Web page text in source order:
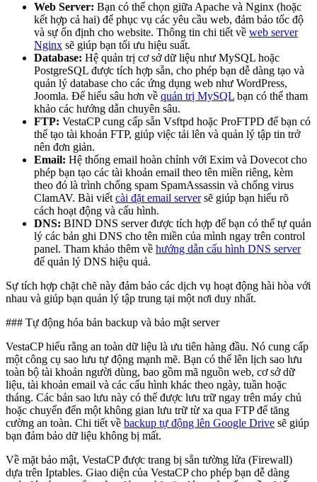
Web Server: Bạn có thể chọn giữa Apache và Nginx (hoặc
kết hợp cả hai) để phục vụ các yêu cầu web, đảm bảo tốc độ
và sự ổn định cho website. Thông tin chi tiết về web server
Nginx sẽ giúp bạn tối ưu hiệu suất.
Database: Hệ quản trị cơ sở dữ liệu như MySQL hoặc
PostgreSQL được tích hợp sẵn, cho phép bạn dễ dàng tạo và
quản lý database cho các ứng dụng web như WordPress,
Joomla. Để hiểu sâu hơn về quản trị MySQL bạn có thể tham
khảo các hướng dẫn chuyên sâu.
FTP: VestaCP cung cấp sẵn Vsftpd hoặc ProFTPD để bạn có
thể tạo tài khoản FTP, giúp việc tải lên và quản lý tập tin trở
nên đơn giản.
Email: Hệ thống email hoàn chỉnh với Exim và Dovecot cho
phép bạn tạo các tài khoản email theo tên miền riêng, kèm
theo đó là trình chống spam SpamAssassin và chống virus
ClamAV. Bài viết cài đặt email serversẽ giúp bạn hiểu rõ
cách hoạt động và cấu hình.
DNS: BIND DNS server được tích hợp để bạn có thể tự quản
lý các bản ghi DNS cho tên miền của mình ngay trên control
panel. Tham khảo thêm về hướng dẫn cấu hình DNS server
để quản lý DNS hiệu quả.
Sự tích hợp chặt chẽ này đảm bảo các dịch vụ hoạt động hài hòa với
nhau và giúp bạn quản lý tập trung tại một nơi duy nhất.
### Tự động hóa bản backup và bảo mật server
VestaCP hiểu rằng an toàn dữ liệu là ưu tiên hàng đầu. Nó cung cấp
một công cụ sao lưu tự động mạnh mẽ. Bạn có thể lên lịch sao lưu
toàn bộ tài khoản người dùng, bao gồm mã nguồn web, cơ sở dữ
liệu, tài khoản email và các cấu hình khác theo ngày, tuần hoặc
tháng. Các bản sao lưu này có thể được lưu trữ ngay trên máy chủ
hoặc chuyển đến một không gian lưu trữ từ xa qua FTP để tăng
cường an toàn. Chi tiết về backup tự động lên Google Drive sẽ giúp
bạn đảm bảo dữ liệu không bị mất.
Về mặt bảo mật, VestaCP được trang bị sẵn tường lửa (Firewall)
dựa trên Iptables. Giao diện của VestaCP cho phép bạn dễ dàng